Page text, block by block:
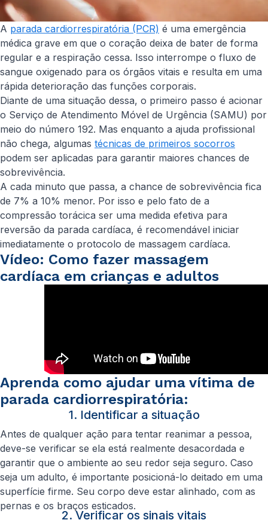
A parada cardiorrespiratória (PCR) é uma emergência
médica grave em que o coração deixa de bater de forma
regular e a respiração cessa. Isso interrompe o fluxo de
sangue oxigenado para os órgãos vitais e resulta em uma
rápida deterioração das funções corporais.
Diante de uma situação dessa, o primeiro passo é acionar
o Serviço de Atendimento Móvel de Urgência (SAMU) por
meio do número 192. Mas enquanto a ajuda profissional
não chega, algumas técnicas de primeiros socorros
podem ser aplicadas para garantir maiores chances de
sobrevivência.
A cada minuto que passa, a chance de sobrevivência fica
de 7% a 10% menor. Por isso e pelo fato de a
compressão torácica ser uma medida efetiva para
reversão da parada cardíaca, é recomendável iniciar
imediatamente o protocolo de massagem cardíaca.
Vídeo: Como fazer massagem
cardíaca em crianças e adultos
Aprenda como ajudar uma vítima de
parada cardiorrespiratória:
1. Identificar a situação
Antes de qualquer ação para tentar reanimar a pessoa,
deve-se verificar se ela está realmente desacordada e
garantir que o ambiente ao seu redor seja seguro. Caso
seja um adulto, é importante posicioná-lo deitado em uma
superfície firme. Seu corpo deve estar alinhado, com as
pernas e os braços esticados.
2. Verificar os sinais vitais